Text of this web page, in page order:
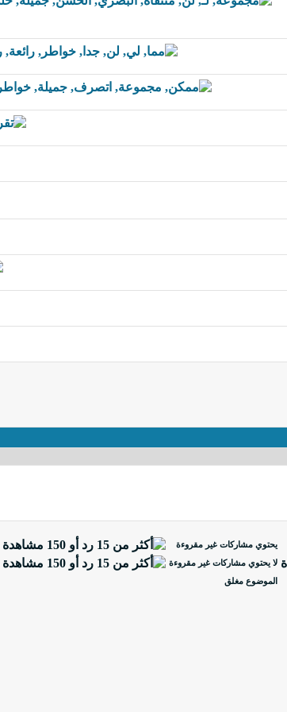
يحتوي مشاركات غير مقروءة
لا يحتوي مشاركات غير مقروءة
الموضوع مغلق